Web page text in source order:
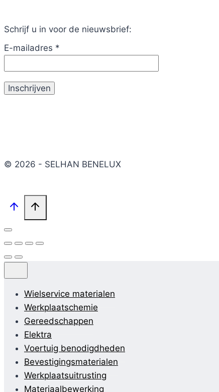
Schrijf u in voor de nieuwsbrief:
E-mailadres *
© 2026 - SELHAN BENELUX
Wielservice materialen
Werkplaatschemie
Gereedschappen
Elektra
Voertuig benodigdheden
Bevestigingsmaterialen
Werkplaatsuitrusting
Materiaalbewerking